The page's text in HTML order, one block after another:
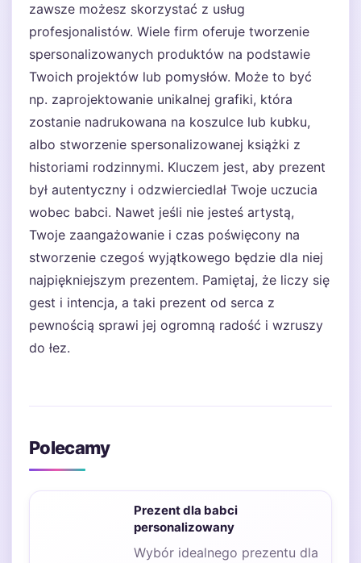
zawsze możesz skorzystać z usług
profesjonalistów. Wiele firm oferuje tworzenie
spersonalizowanych produktów na podstawie
Twoich projektów lub pomysłów. Może to być
np. zaprojektowanie unikalnej grafiki, która
zostanie nadrukowana na koszulce lub kubku,
albo stworzenie spersonalizowanej książki z
historiami rodzinnymi. Kluczem jest, aby prezent
był autentyczny i odzwierciedlał Twoje uczucia
wobec babci. Nawet jeśli nie jesteś artystą,
Twoje zaangażowanie i czas poświęcony na
stworzenie czegoś wyjątkowego będzie dla niej
najpiękniejszym prezentem. Pamiętaj, że liczy się
gest i intencja, a taki prezent od serca z
pewnością sprawi jej ogromną radość i wzruszy
do łez.
Polecamy
Prezent dla babci
personalizowany
Wybór idealnego prezentu dla